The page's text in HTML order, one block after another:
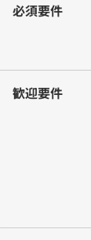
必須要件
歓迎要件